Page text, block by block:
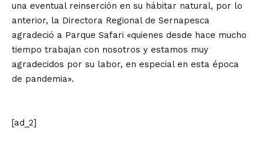
una eventual reinserción en su hábitar natural, por lo
anterior, la Directora Regional de Sernapesca
agradeció a Parque Safari «quienes desde hace mucho
tiempo trabajan con nosotros y estamos muy
agradecidos por su labor, en especial en esta época
de pandemia».
[ad_2]